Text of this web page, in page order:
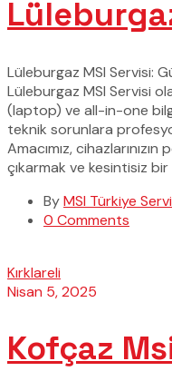
Lüleburgaz MSI Servisi:
Lüleburgaz MSI Servisi
(laptop) ve all-in-one
teknik sorunlara
Amacımız,
çıkarmak ve kesintisiz bir
ByMSI Türkiye
0 Comments
Kırklareli
Nisan 5, 2025
Kofçaz